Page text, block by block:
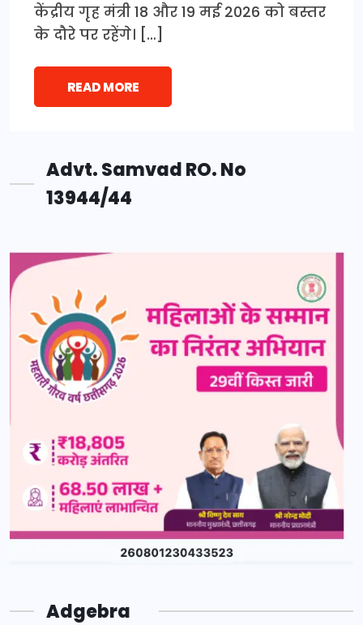
केंद्रीय गृह मंत्री 18 और 19 मई 2026 को बस्तर
के दौरे पर रहेंगे। […]
READ MORE
Advt. Samvad RO. No
13944/44
Adgebra